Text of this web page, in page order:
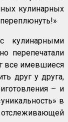
кулинарных
кулинарными
перепечатали
все имевшиеся
друг у друга,
– и
в